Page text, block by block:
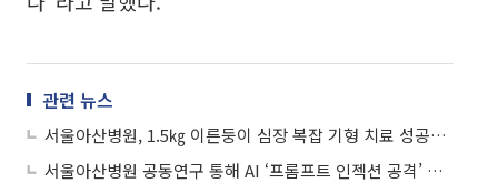
관련 뉴스
서울아산병원, 1.5㎏ 이른둥이 심장 복잡 기형 치료 성공…생후 8일만
서울아산병원 공동연구 통해 AI ‘프롬프트 인젝션 공격’ 취약성 확인